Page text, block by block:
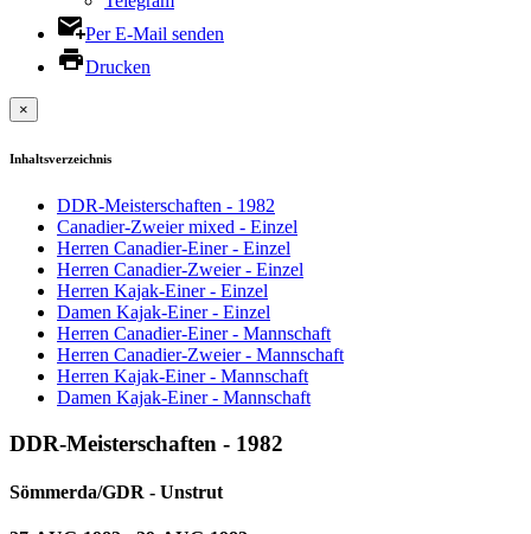
Per E-Mail senden
Drucken
×
Inhaltsverzeichnis
DDR-Meisterschaften - 1982
Canadier-Zweier mixed - Einzel
Herren Canadier-Einer - Einzel
Herren Canadier-Zweier - Einzel
Herren Kajak-Einer - Einzel
Damen Kajak-Einer - Einzel
Herren Canadier-Einer - Mannschaft
Herren Canadier-Zweier - Mannschaft
Herren Kajak-Einer - Mannschaft
Damen Kajak-Einer - Mannschaft
DDR-Meisterschaften - 1982
Sömmerda/GDR - Unstrut